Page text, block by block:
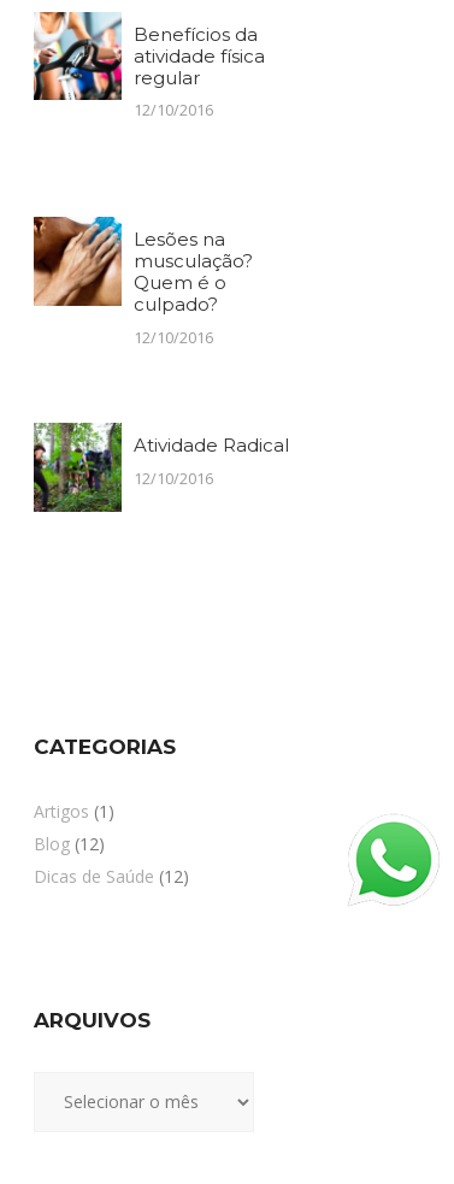
Benefícios da
atividade física
regular
12/10/2016
Lesões na
musculação?
Quem é o
culpado?
12/10/2016
Atividade Radical
12/10/2016
CATEGORIAS
Artigos (1)
Blog(12)
Dicas de Saúde (12)
ARQUIVOS